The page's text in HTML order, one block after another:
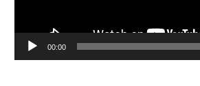
t
00:00